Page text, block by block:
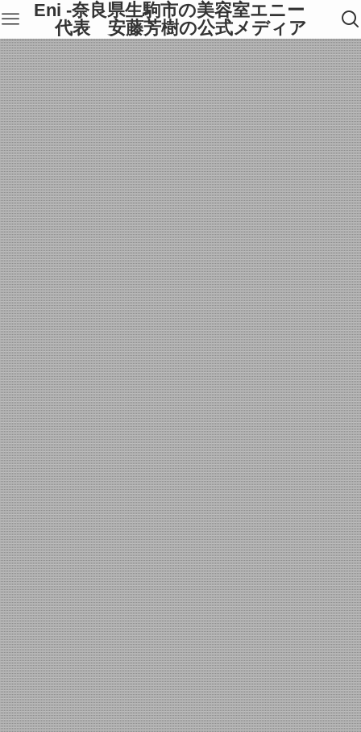
Eni -奈良県生駒市の美容室エニー
代表 安藤芳樹の公式メディア